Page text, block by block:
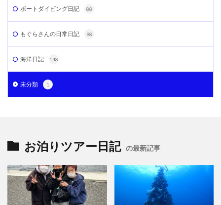
ボートダイビング日記 88
もぐらさんの日常日記 98
海洋日記 148
未分類 1
お泊りツアー日記 の最新記事